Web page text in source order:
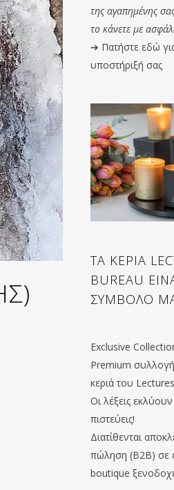
της αγαπημένης
το κάνετε με
➔ Πατήστε εδώ
υποστήριξή σας
ΤΑ ΚΕΡΙΑ
BUREAU
ΣΥΜΒΟΛΟ
Exclusive
Premium
κεριά του
Οι λέξεις
πιστεύεις!
Διατίθενται
πώληση (B2B) σε
boutique